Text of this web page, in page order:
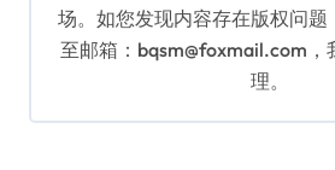
场。如您发现内容存在版权问
至邮箱：bqsm@foxmail.com，
理。